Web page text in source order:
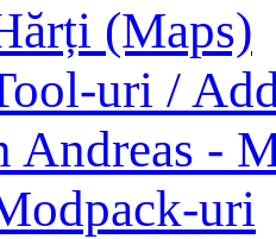
(Maps)
uri /
Andreas -
uri